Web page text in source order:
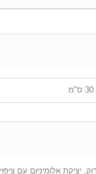
30 ס"מ
יציקת אלומיניום עם